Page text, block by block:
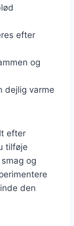
efter
og
dejlig varme
efter
tilføje
og
den